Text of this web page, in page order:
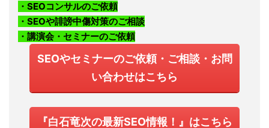
・SEOコンサルのご依頼
・SEOや誹謗中傷対策のご相談
・講演会・セミナーのご依頼
SEOやセミナーのご依頼・ご相談・お問
い合わせはこちら
『白石竜次の最新SEO情報！』はこちら